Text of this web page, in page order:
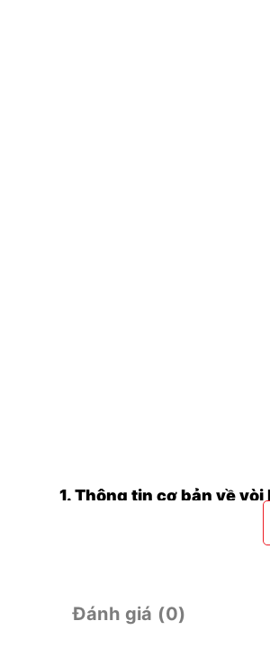
1. Thông tin cơ bản về vòi
Chất liệu: Đồng
Đánh giá (0)